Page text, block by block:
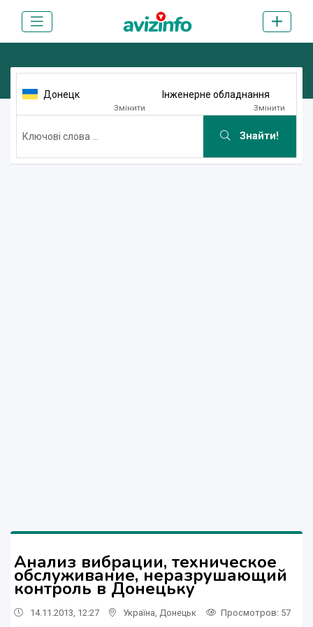
Донецк
Змінити
Інженерне обладнання
Змінити
Знайти!
Анализ вибрации, техническое
обслуживание, неразрушающий
контроль в Донецьку
14.11.2013, 12:27 Україна Донецьк Просмотров: 57